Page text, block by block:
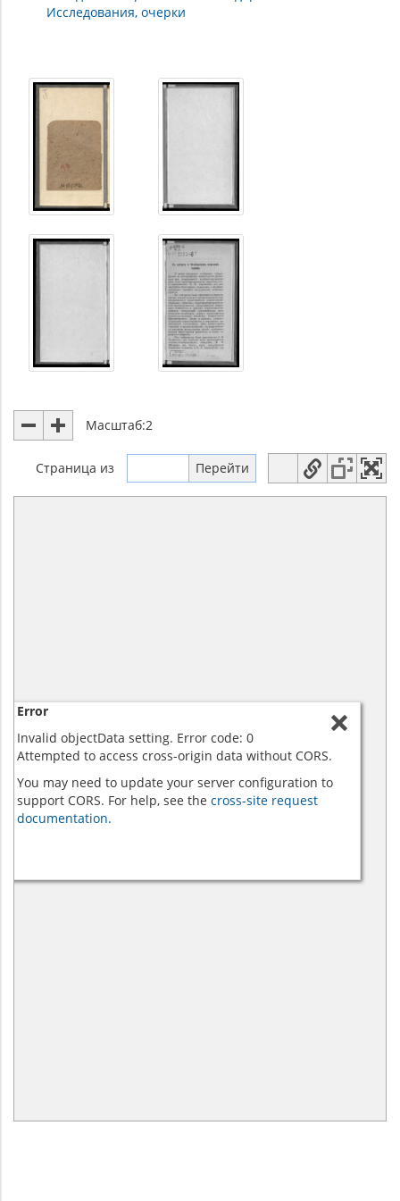
Исследования, очерки
Масштаб:2
Страница из
Error
Invalid objectData setting. Error code: 0
Attempted to access cross-origin data without CORS.
You may need to update your server configuration to
support CORS. For help, see the cross-site request
documentation.